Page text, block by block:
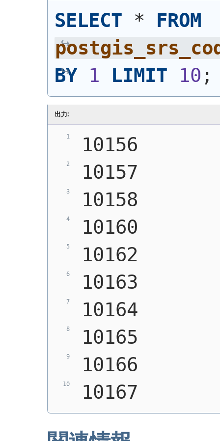
SELECT * FROM
BY
1 LIMIT 10 ;
出力:
10156
10157
10158
10160
10162
10163
10164
10165
10166
10167